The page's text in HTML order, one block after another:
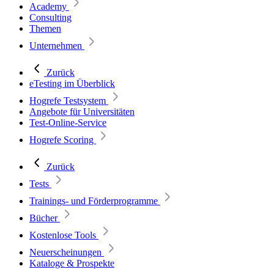
Academy
Consulting
Themen
Unternehmen
Zurück
eTesting im Überblick
Hogrefe Testsystem
Angebote für Universitäten
Test-Online-Service
Hogrefe Scoring
Zurück
Tests
Trainings- und Förderprogramme
Bücher
Kostenlose Tools
Neuerscheinungen
Kataloge & Prospekte